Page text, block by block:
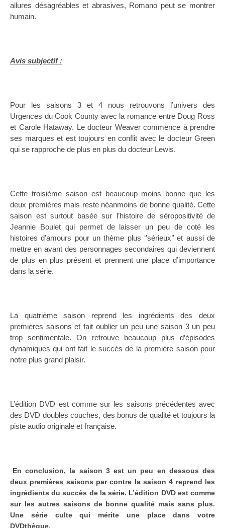
allures désagréables et abrasives, Romano peut se montrer
humain.
Avis subjectif :
Pour les saisons 3 et 4 nous retrouvons l’univers des
Urgences du Cook County avec la romance entre Doug Ross
et Carole Hataway. Le docteur Weaver commence à prendre
ses marques et est toujours en conflit avec le docteur Green
qui se rapproche de plus en plus du docteur Lewis.
Cette troisième saison est beaucoup moins bonne que les
deux premières mais reste néanmoins de bonne qualité. Cette
saison est surtout basée sur l’histoire de séropositivité de
Jeannie Boulet qui permet de laisser un peu de coté les
histoires d’amours pour un thème plus ‘’sérieux’’ et aussi de
mettre en avant des personnages secondaires qui deviennent
de plus en plus présent et prennent une place d’importance
dans la série.
La quatrième saison reprend les ingrédients des deux
premières saisons et fait oublier un peu une saison 3 un peu
trop sentimentale. On retrouve beaucoup plus d’épisodes
dynamiques qui ont fait le succès de la première saison pour
notre plus grand plaisir.
L’édition DVD est comme sur les saisons précédentes avec
des DVD doubles couches, des bonus de qualité et toujours la
piste audio originale et française.
En conclusion, la saison 3 est un peu en dessous des
deux premières saisons par contre la saison 4 reprend les
ingrédients du succès de la série. L’édition DVD est comme
sur les autres saisons de bonne qualité mais sans plus.
Une série culte qui mérite une place dans votre
DVDthèque.